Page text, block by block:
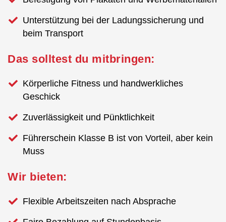
Unterstützung bei der Ladungssicherung und
beim Transport
Das solltest du mitbringen:
Körperliche Fitness und handwerkliches
Geschick
Zuverlässigkeit und Pünktlichkeit
Führerschein Klasse B ist von Vorteil, aber kein
Muss
Wir bieten:
Flexible Arbeitszeiten nach Absprache